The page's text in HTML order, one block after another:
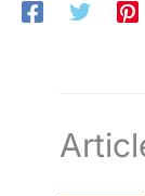
votre